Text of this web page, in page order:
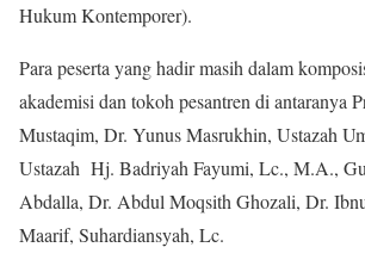
Hukum Kontemporer).
Para peserta yang hadir masih dalam
akademisi dan tokoh pesantren di antaranya
Mustaqim, Dr. Yunus Masrukhin, Ustazah
Ustazah Hj. Badriyah Fayumi, Lc., M.A.,
Abdalla, Dr. Abdul Moqsith Ghozali, Dr.
Maarif, Suhardiansyah, Lc.